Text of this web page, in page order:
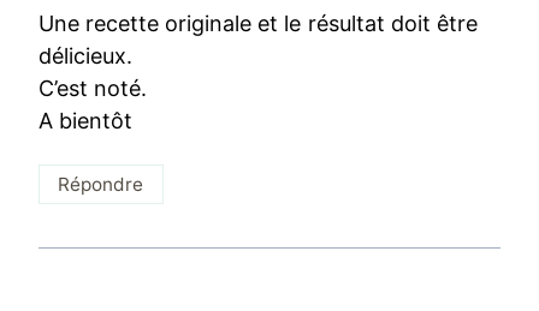
Une recette originale et le résultat doit être
délicieux.
C’est noté.
A bientôt
Répondre